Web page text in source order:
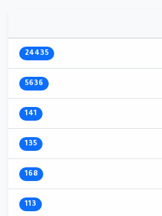
24435
5636
141
135
168
113